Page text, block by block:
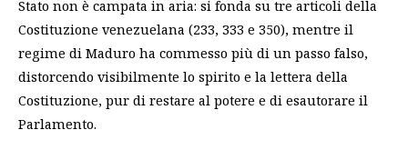
Stato non è campata in aria: si fonda su tre articoli della
Costituzione venezuelana (233, 333 e 350), mentre il
regime di Maduro ha commesso più di un passo falso,
distorcendo visibilmente lo spirito e la lettera della
Costituzione, pur di restare al potere e di esautorare il
Parlamento.